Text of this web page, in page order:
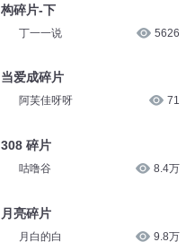
构碎片-下
丁一一说 5626
当爱成碎片
阿芙佳呀呀 71
308 碎片
咕噜谷 8.4万
月亮碎片
月白的白 9.8万